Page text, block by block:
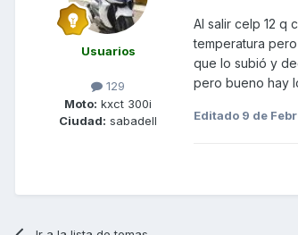
Usuarios
129
Moto: kxct 300i
Ciudad: sabadell
Al salir celp 12 q
temperatura
que lo subió y
pero bueno hay
Editado 9 de